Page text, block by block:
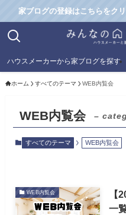
家ブログの登録はこちらをクリッ
ハウスメーカーから家ブログを探す
ホーム すべてのテーマ WEB内覧会
WEB内覧会 –
すべてのテーマ WEB内覧会
WEB内覧会
【
一